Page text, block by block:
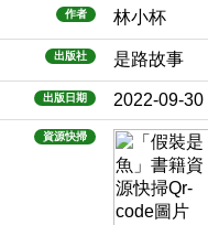
作者 林小杯
出版社 是路故事
出版日期 2022-09-30
資源快掃